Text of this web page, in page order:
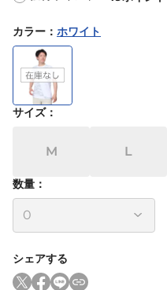
カラー ： ホワイト
サイズ：
M L
数量：
シェアする